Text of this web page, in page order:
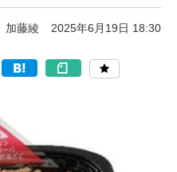
加藤綾 2025年6月19日 18:30